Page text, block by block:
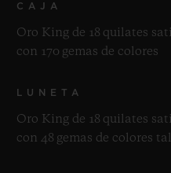
CAJA
Oro King de 18 quilates
con 170 gemas de colores
LUNETA
Oro King de 18 quilates
con 48 gemas de colores